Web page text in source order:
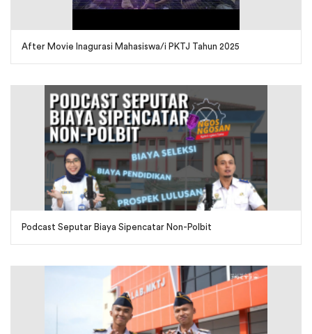
After Movie Inagurasi Mahasiswa/i PKTJ Tahun 2025
Podcast Seputar Biaya Sipencatar Non-Polbit